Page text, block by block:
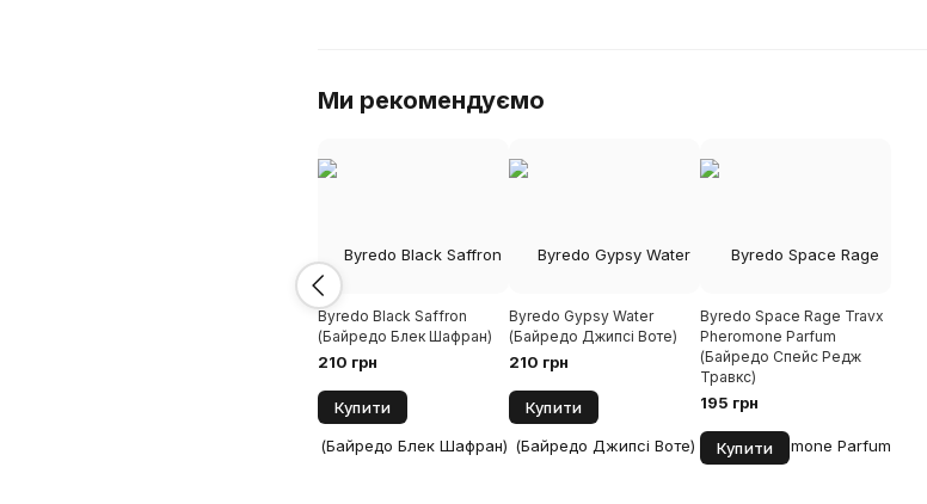
Ми рекомендуємо
Byredo Black Saffron
(Байредо Блек Шафран)
210 грн
Купити
Byredo Gypsy Water
(Байредо Джипсі Воте)
210 грн
Купити
Byredo Space Rage Travx
Pheromone Parfum
(Байредо Спейс Редж
Травкс)
195 грн
Купити